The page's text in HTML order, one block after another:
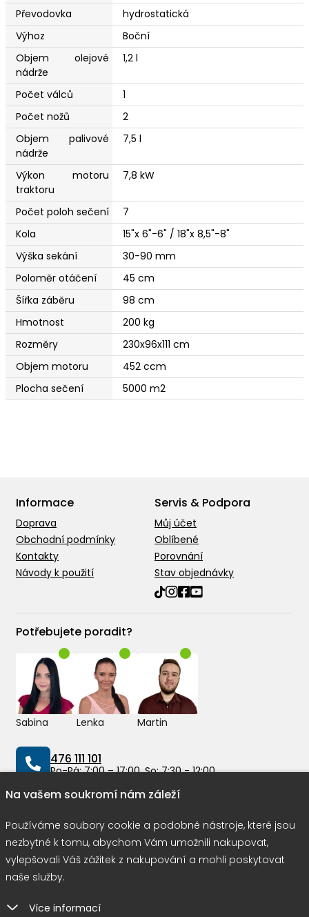
Převodovka
hydrostatická
Výhoz
Boční
Objem olejové
nádrže
1,2 l
Počet válců
1
Počet nožů
2
Objem palivové
nádrže
7,5 l
Výkon motoru
traktoru
7,8 kW
Počet poloh sečení
7
Kola
15"x 6"-6" / 18"x 8,5"-8"
Výška sekání
30-90 mm
Poloměr otáčení
45 cm
Šířka záběru
98 cm
Hmotnost
200 kg
Rozměry
230x96x111 cm
Objem motoru
452 ccm
Plocha sečení
5000 m2
Informace
Doprava
Obchodní podmínky
Kontakty
Návody k použití
Servis & Podpora
Můj účet
Oblíbené
Porovnání
Stav objednávky
Potřebujete poradit?
Sabina Lenka Martin
476 111 101
Po-Pá: 7:00 – 17:00, So: 7:30 - 12:00
Možnosti dopravy
Rychlá a bezpečná platba
Na vašem soukromí nám záleží
Používáme soubory cookie a podobné nástroje, které jsou
nezbytné k tomu, abychom Vám umožnili nakupovat,
vylepšovali Váš zážitek z nakupování a mohli poskytovat
naše služby.
Více informací